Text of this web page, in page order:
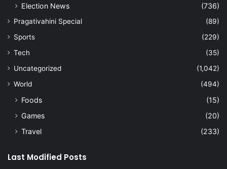
Election News (736)
Pragativahini Special
(89)
Sports
(229)
Tech
(35)
Uncategorized
(1,042)
World
(494)
Foods
(15)
Games
(20)
Travel
(233)
Last Modified Posts